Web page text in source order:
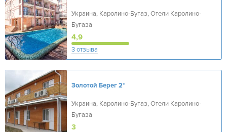
Украина, Каролино-Бугаз, Отели Каролино-
Бугаза
4,9
3 отзыва
Золотой Берег2*
Украина, Каролино-Бугаз, Отели Каролино-
Бугаза
3